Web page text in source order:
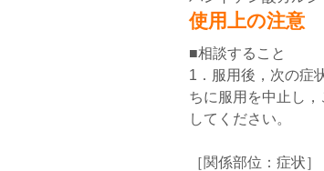
使用上の注意
■相談すること
1．服用後，次の症
ちに服用を中止し
してください。
［関係部位：症状］